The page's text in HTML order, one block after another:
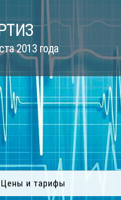
2013 года
Цены и тарифы